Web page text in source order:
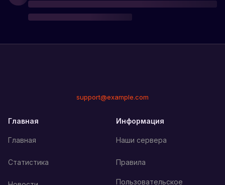
support@example.com
Главная
Главная
Статистика
Информация
Наши сервера
Правила
Пользовательское